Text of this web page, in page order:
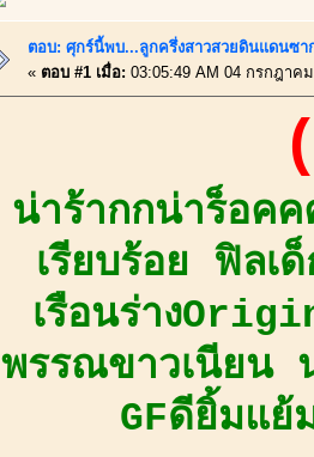
ตอบ: ศุกร์นี้พบ...ลูกครึ่งสาวสวยดินแดนซา
« ตอบ #1 เมื่อ: 03:05:49 AM 04 กรกฎาค
น่าร้ากกน่าร็อ
เรียบร้อย ฟิล
เรือนร่าง
พรรณขาวเนียน
GFดียิ้มแ